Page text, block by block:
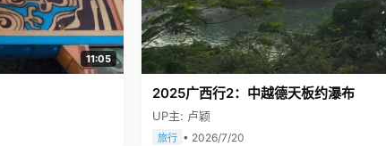
11:05
2025广西行2：中越德天板约瀑布
UP主: 卢颖
旅行 • 2026/7/20